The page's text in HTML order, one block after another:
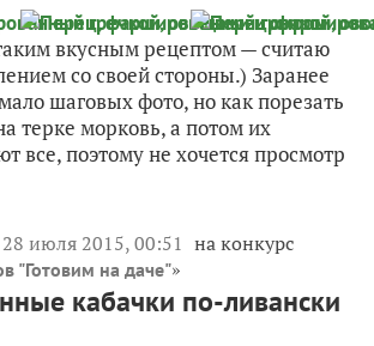
вкусным рецептом — считаю
со своей стороны.) Заранее
шаговых фото, но как порезать
терке морковь, а потом их
все, поэтому не хочется просмотр
28 июля 2015, 00:51 на конкурс
"Готовим на даче"»
кабачки по-ливански